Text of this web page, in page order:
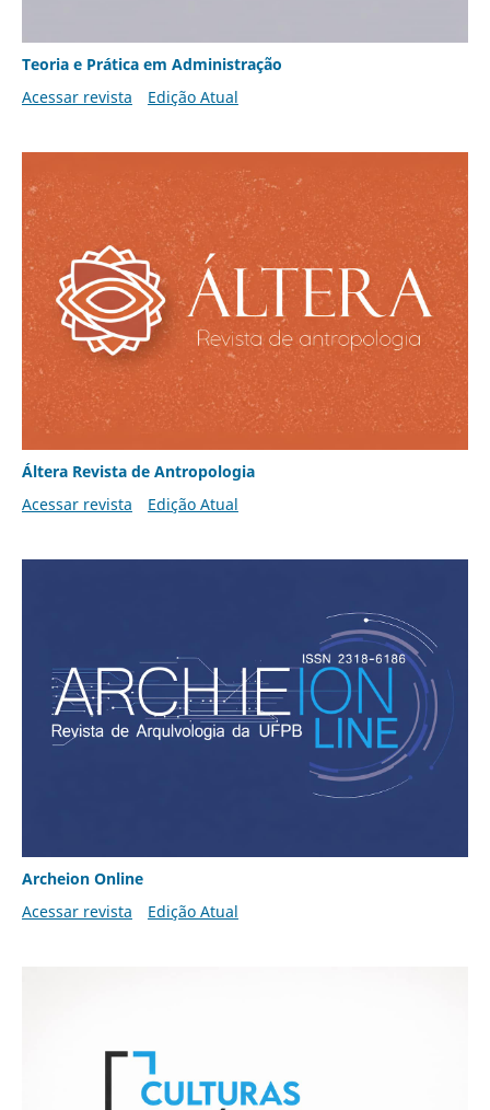
Teoria e Prática em Administração
Acessar revista
Edição Atual
Áltera Revista de Antropologia
Acessar revista
Edição Atual
Archeion Online
Acessar revista
Edição Atual